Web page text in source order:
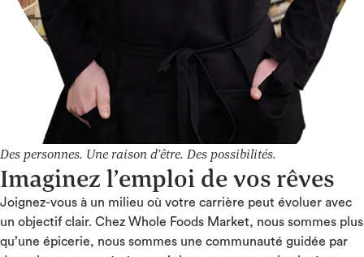
Des personnes. Une raison d’être. Des possibilités.
Imaginez l’emploi de vos rêves
Joignez-vous à un milieu où votre carrière peut évoluer avec
un objectif clair. Chez Whole Foods Market, nous sommes plus
qu’une épicerie, nous sommes une communauté guidée par